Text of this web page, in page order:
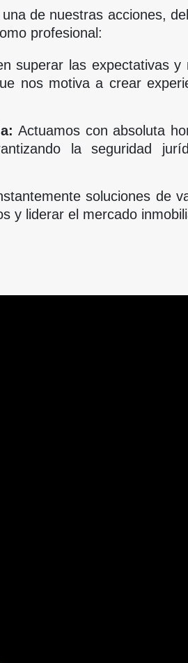
de nuestras acciones,
profesional:
superar las expectativas y
nos motiva a crear
Actuamos con absoluta
la seguridad
soluciones de
y liderar el mercado